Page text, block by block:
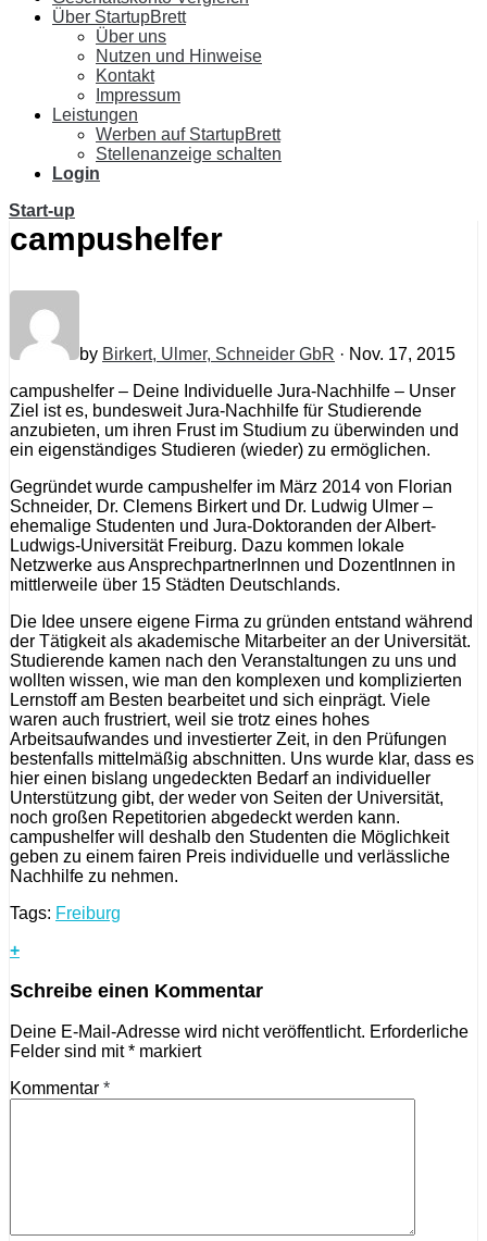
Über StartupBrett
Über uns
Nutzen und Hinweise
Kontakt
Impressum
Leistungen
Werben auf StartupBrett
Stellenanzeige schalten
Login
Start-up
campushelfer
by Birkert, Ulmer, Schneider GbR · Nov. 17, 2015
campushelfer – Deine Individuelle Jura-Nachhilfe – Unser
Ziel ist es, bundesweit Jura-Nachhilfe für Studierende
anzubieten, um ihren Frust im Studium zu überwinden und
ein eigenständiges Studieren (wieder) zu ermöglichen.
Gegründet wurde campushelfer im März 2014 von Florian
Schneider, Dr. Clemens Birkert und Dr. Ludwig Ulmer –
ehemalige Studenten und Jura-Doktoranden der Albert-
Ludwigs-Universität Freiburg. Dazu kommen lokale
Netzwerke aus AnsprechpartnerInnen und DozentInnen in
mittlerweile über 15 Städten Deutschlands.
Die Idee unsere eigene Firma zu gründen entstand während
der Tätigkeit als akademische Mitarbeiter an der Universität.
Studierende kamen nach den Veranstaltungen zu uns und
wollten wissen, wie man den komplexen und komplizierten
Lernstoff am Besten bearbeitet und sich einprägt. Viele
waren auch frustriert, weil sie trotz eines hohes
Arbeitsaufwandes und investierter Zeit, in den Prüfungen
bestenfalls mittelmäßig abschnitten. Uns wurde klar, dass es
hier einen bislang ungedeckten Bedarf an individueller
Unterstützung gibt, der weder von Seiten der Universität,
noch großen Repetitorien abgedeckt werden kann.
campushelfer will deshalb den Studenten die Möglichkeit
geben zu einem fairen Preis individuelle und verlässliche
Nachhilfe zu nehmen.
Tags: Freiburg
+
Schreibe einen Kommentar
Deine E-Mail-Adresse wird nicht veröffentlicht. Erforderliche
Felder sind mit* markiert
Kommentar *